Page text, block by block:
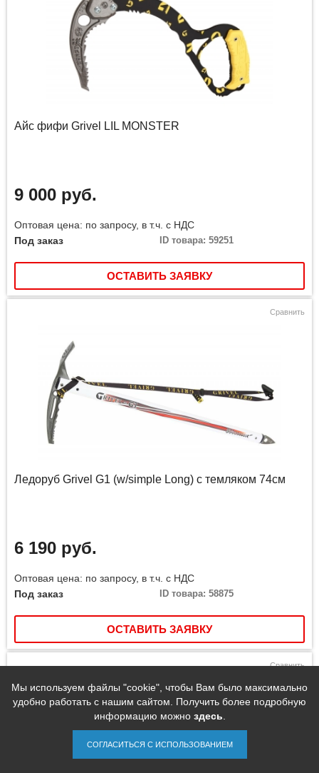
Айс фифи Grivel LIL MONSTER
9 000 руб.
Оптовая цена: по запросу, в т.ч. с НДС
Под заказ
ID товара: 59251
ОСТАВИТЬ ЗАЯВКУ
Сравнить
Ледоруб Grivel G1 (w/simple Long) с темляком 74см
6 190 руб.
Оптовая цена: по запросу, в т.ч. с НДС
Под заказ
ID товара: 58875
ОСТАВИТЬ ЗАЯВКУ
Сравнить
Мы используем файлы "cookie", чтобы Вам было максимально
удобно работать с нашим сайтом. Получить более подробную
информацию можно здесь
СОГЛАСИТЬСЯ С ИСПОЛЬЗОВАНИЕМ